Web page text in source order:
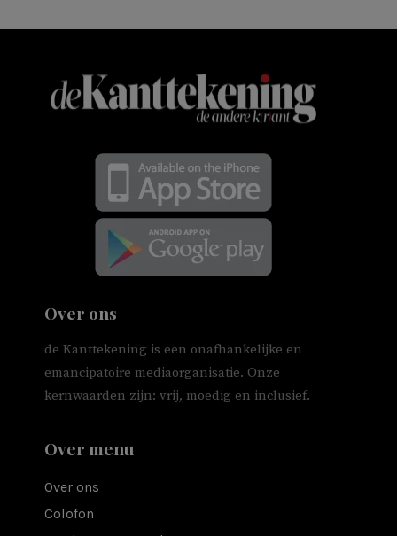
Over ons
de Kanttekening is een onafhankelijke en
emancipatoire mediaorganisatie. Onze
kernwaarden zijn: vrij, moedig en inclusief.
Over menu
Over ons
Colofon